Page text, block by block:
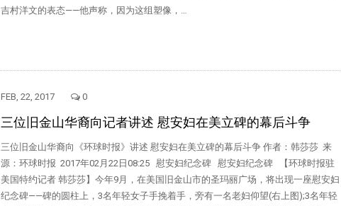
吉村洋文的表态——他声称，因为这组塑像，…
FEB, 22, 2017 0
三位旧金山华裔向记者讲述 慰安妇在美立碑的幕后斗争
三位旧金山华裔向《环球时报》讲述 慰安妇在美立碑的幕后斗争 作者：韩莎莎 来
源：环球时报 2017年02月22日08:25 慰安妇纪念碑 慰安妇纪念碑 【环球时报驻
美国特约记者 韩莎莎】今年9月，在美国旧金山市的圣玛丽广场，将出现一座慰安妇
纪念碑——碑的圆柱上，3名年轻女子手挽着手，旁有一名老妇仰望(右上图);3名年轻